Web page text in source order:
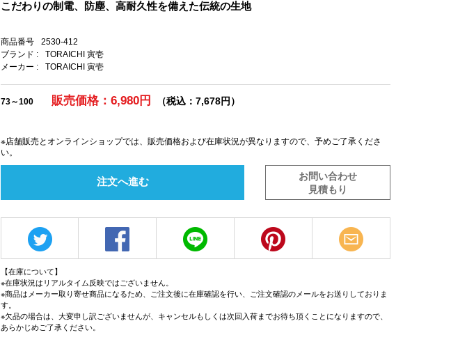
こだわりの制電、防塵、高耐久性を備えた伝統の生地
商品番号
2530-412
ブランド :
TORAICHI 寅壱
メーカー :
TORAICHI 寅壱
73～100 販売価格：6,980円 （税込：7,678円）
※店舗販売とオンラインショップでは、販売価格および在庫状況が異なりますので、予めご了承くださ
い。
注文へ進む
お問い合わせ
見積もり
【在庫について】
※在庫状況はリアルタイム反映ではございません。
※商品はメーカー取り寄せ商品になるため、ご注文後に在庫確認を行い、ご注文確認のメールをお送りしておりま
す。
※欠品の場合は、大変申し訳ございませんが、キャンセルもしくは次回入荷までお待ち頂くことになりますので、
あらかじめご了承ください。